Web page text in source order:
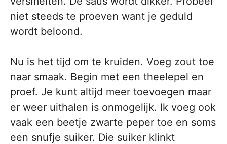
niet steeds te proeven want je geduld
wordt beloond.
Nu is het tijd om te kruiden. Voeg zout toe
naar smaak. Begin met een theelepel en
proef. Je kunt altijd meer toevoegen maar
er weer uithalen is onmogelijk. Ik voeg ook
vaak een beetje zwarte peper toe en soms
een snufje suiker. Die suiker klinkt